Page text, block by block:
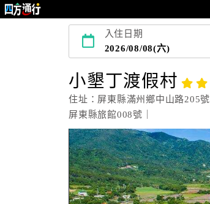
入住日期
2026/08/08(六)
小墾丁渡假村
住址：屏東縣滿州鄉中山路205號
屏東縣旅館008號｜